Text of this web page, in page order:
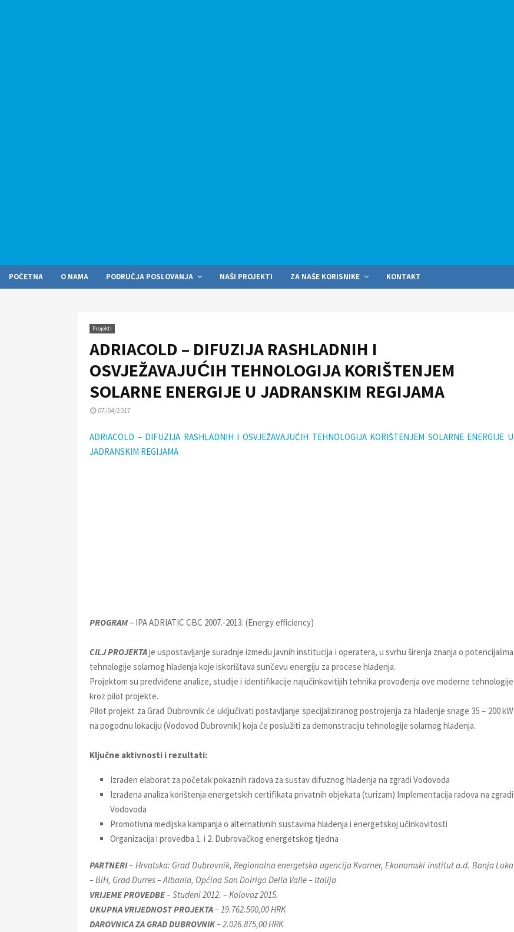
POČETNA O NAMA PODRUČJA POSLOVANJA NAŠI PROJEKTI ZA NAŠE KORISNIKE KONTAKT
Projekti
ADRIACOLD – DIFUZIJA RASHLADNIH I
OSVJEŽAVAJUĆIH TEHNOLOGIJA KORIŠTENJEM
SOLARNE ENERGIJE U JADRANSKIM REGIJAMA
07/04/2017
ADRIACOLD – DIFUZIJA RASHLADNIH I OSVJEŽAVAJUĆIH TEHNOLOGIJA KORIŠTENJEM SOLARNE ENERGIJE U
JADRANSKIM REGIJAMA
PROGRAM– IPA ADRIATIC CBC 2007.-2013. (Energy efficiency)
CILJ PROJEKTAje uspostavljanje suradnje između javnih institucija i operatera, u svrhu širenja znanja o potencijalima
tehnologije solarnog hlađenja koje iskorištava sunčevu energiju za procese hlađenja.
Projektom su predviđene analize, studije i identifikacije najučinkovitijih tehnika provođenja ove moderne tehnologije
kroz pilot projekte.
Pilot projekt za Grad Dubrovnik će uključivati postavljanje specijaliziranog postrojenja za hlađenje snage 35 – 200 kW
na pogodnu lokaciju (Vodovod Dubrovnik) koja će poslužiti za demonstraciju tehnologije solarnog hlađenja.
Ključne aktivnosti i rezultati:
Izrađen elaborat za početak pokaznih radova za sustav difuznog hlađenja na zgradi Vodovoda
Izrađena analiza korištenja energetskih certifikata privatnih objekata (turizam) Implementacija radova na zgradi
Vodovoda
Promotivna medijska kampanja o alternativnih sustavima hlađenja i energetskoj učinkovitosti
Organizacija i provedba 1. i 2. Dubrovačkog energetskog tjedna
PARTNERI– Hrvatska: Grad Dubrovnik, Regionalna energetska agencija Kvarner, Ekonomski institut a.d. Banja Luka
– BiH, Grad Durres – Albania, Općina San Dolrigo Della Valle – Italija
VRIJEME PROVEDBE– Studeni 2012. – Kolovoz 2015.
UKUPNA VRIJEDNOST PROJEKTA– 19.762.500,00 HRK
DAROVNICA ZA GRAD DUBROVNIK– 2.026.875,00 HRK